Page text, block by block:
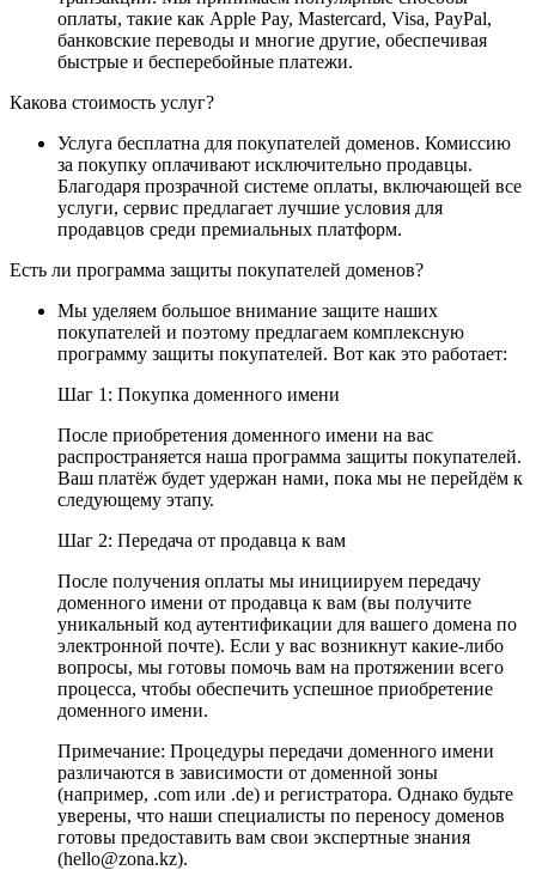
оплаты, такие как Apple Pay, Mastercard, Visa, PayPal,
банковские переводы и многие другие, обеспечивая
быстрые и бесперебойные платежи.
Какова стоимость услуг?
Услуга бесплатна для покупателей доменов. Комиссию
за покупку оплачивают исключительно продавцы.
Благодаря прозрачной системе оплаты, включающей все
услуги, сервис предлагает лучшие условия для
продавцов среди премиальных платформ.
Есть ли программа защиты покупателей доменов?
Мы уделяем большое внимание защите наших
покупателей и поэтому предлагаем комплексную
программу защиты покупателей. Вот как это работает:
Шаг 1: Покупка доменного имени
После приобретения доменного имени на вас
распространяется наша программа защиты покупателей.
Ваш платёж будет удержан нами, пока мы не перейдём к
следующему этапу.
Шаг 2: Передача от продавца к вам
После получения оплаты мы инициируем передачу
доменного имени от продавца к вам (вы получите
уникальный код аутентификации для вашего домена по
электронной почте). Если у вас возникнут какие-либо
вопросы, мы готовы помочь вам на протяжении всего
процесса, чтобы обеспечить успешное приобретение
доменного имени.
Примечание: Процедуры передачи доменного имени
различаются в зависимости от доменной зоны
(например, .com или .de) и регистратора. Однако будьте
уверены, что наши специалисты по переносу доменов
готовы предоставить вам свои экспертные знания
(hello@zona.kz).